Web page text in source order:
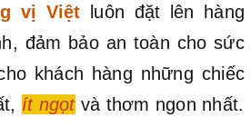
vị Việt luôn đặt lên hàng
đảm bảo an toàn cho sức
khách hàng những chiếc
ít ngọt và thơm ngon nhất.